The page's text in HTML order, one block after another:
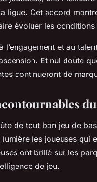
ligue. Cet accord
évoluer les
l’engagement et au
Et nul doute
continueront de
de tout bon jeu de
les joueuses qui
ont brillé sur les
de jeu.